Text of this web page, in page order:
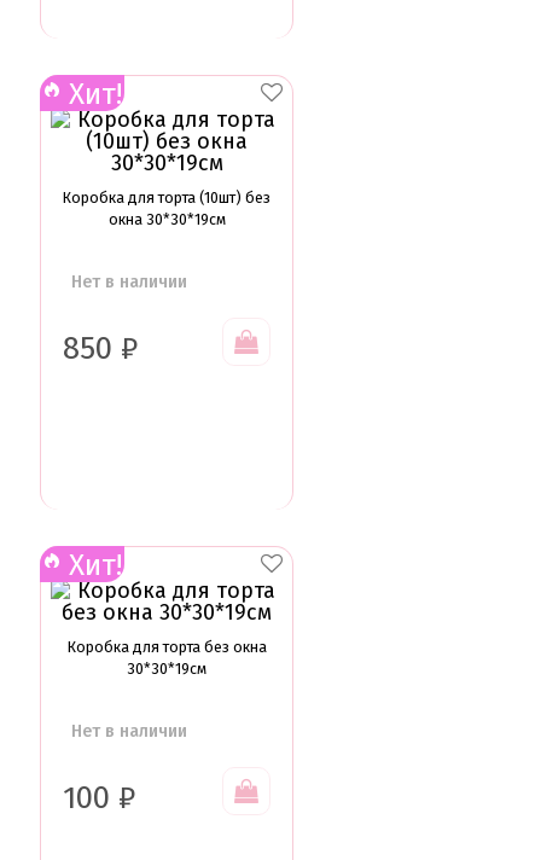
Хит!
Коробка для торта (10шт) без
окна 30*30*19см
Нет в наличии
850 ₽
Хит!
Коробка для торта без окна
30*30*19см
Нет в наличии
100 ₽